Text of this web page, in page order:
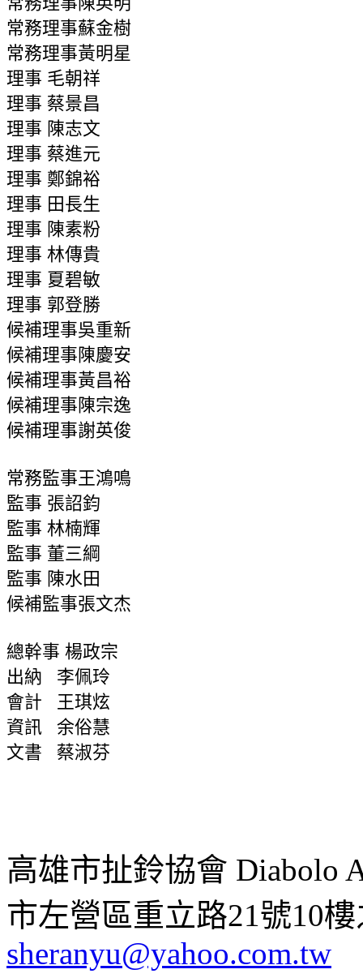
常務理事蘇金樹
常務理事黃明星
理事 毛朝祥
理事 蔡景昌
理事 陳志文
理事 蔡進元
理事 鄭錦裕
理事 田長生
理事 陳素粉
理事 林傳貴
理事 夏碧敏
理事 郭登勝
候補理事吳重新
候補理事陳慶安
候補理事黃昌裕
候補理事陳宗逸
候補理事謝英俊
常務監事王鴻鳴
監事 張詔鈞
監事 林楠輝
監事 董三綱
監事 陳水田
候補監事張文杰
總幹事 楊政宗
出納 李佩玲
會計 王琪炫
資訊 余俗慧
文書 蔡淑芬
高雄市扯鈴協會 Diabolo
市左營區重立路21號10
sheranyu@yahoo.com.tw